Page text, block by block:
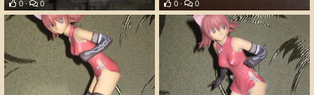
0
0
0
0